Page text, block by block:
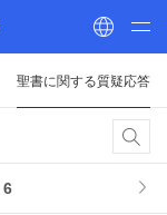
聖書に関する質疑応答
6